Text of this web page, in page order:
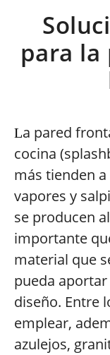
para
La pared
cocina
más tienden
vapores y
se producen
importante
material que
pueda
diseño. Entre
emplear,
azulejos,